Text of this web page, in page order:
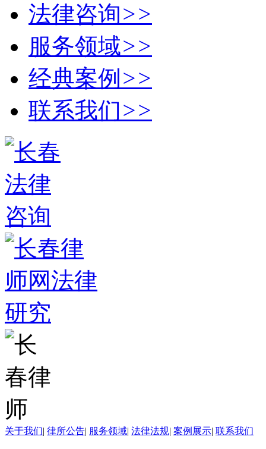
法律咨询>>
服务领域>>
经典案例 >>
联系我们>>
关于我们| 律所公告| 服务领域| 法律法规| 案例展示| 联系我们